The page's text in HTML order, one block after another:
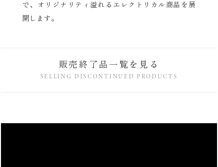
で、
オリジナリティ溢れるエレクトリカル商品を展
開します。
販売終了品一覧を見る
SELLING DISCONTINUED PRODUCTS